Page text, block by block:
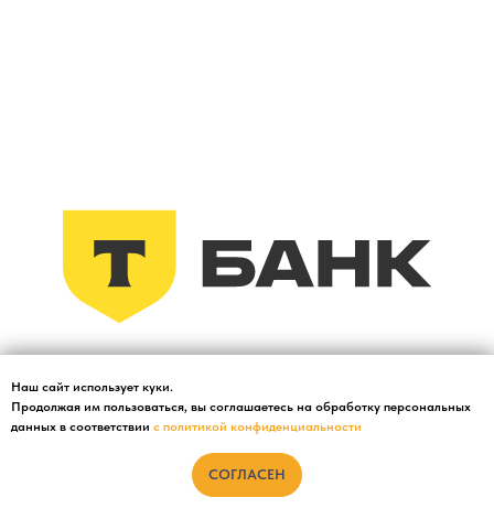
Наш сайт использует куки.
Продолжая им пользоваться, вы соглашаетесь на обработку персональных
данных в соответствиис политикой конфиденциальности.
СОГЛАСЕН
Наш сайт использует куки.
Продолжая им пользоваться, вы соглашаетесь на обработку персональных
данных в соответствии с политикой конфиденциальности
СОГЛАСЕН